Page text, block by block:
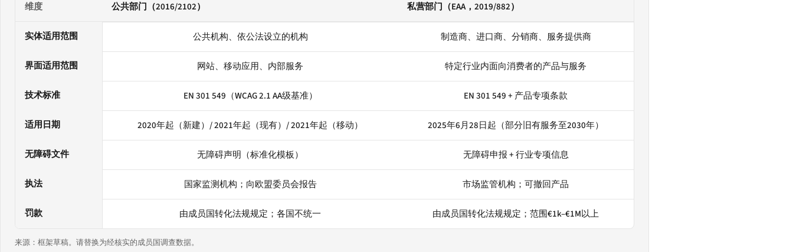
公共部门与私营部门路径的主要差异. 以下为高层次摘要；具体义务和豁免情形因成员国而异。
维度 公共部门（2016/2102） 私营部门（EAA，2019/882）
实体适用范围 公共机构、依公法设立的机构 制造商、进口商、分销商、服务提供商
界面适用范围 网站、移动应用、内部服务 特定行业内面向消费者的产品与服务
技术标准 EN 301 549（WCAG 2.1 AA级基准） EN 301 549 + 产品专项条款
适用日期 2020年起（新建）/ 2021年起（现有）/ 2021年起（移动） 2025年6月28日起（部分旧有服务至2030年）
无障碍文件 无障碍声明（标准化模板） 无障碍申报 + 行业专项信息
执法 国家监测机构；向欧盟委员会报告 市场监管机构；可撤回产品
罚款 由成员国转化法规规定；各国不统一 由成员国转化法规规定；范围€1k–€1M以上
来源：框架草稿。请替换为经核实的成员国调查数据。